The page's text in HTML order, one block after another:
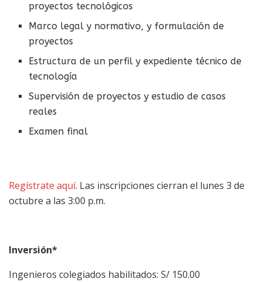
proyectos tecnológicos
Marco legal y normativo, y formulación de
proyectos
Estructura de un perfil y expediente técnico de
tecnología
Supervisión de proyectos y estudio de casos
reales
Examen final
Regístrate aquí. Las inscripciones cierran el lunes 3 de
octubre a las 3:00 p.m.
Inversión*
Ingenieros colegiados habilitados: S/ 150.00